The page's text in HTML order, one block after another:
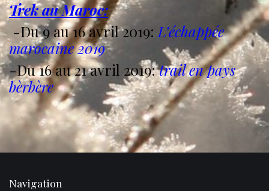
Trek au Maroc:
-Du 9 au 16 avril 2019:L’échappée
marocaine 2019
-Du 16 au 21 avril 2019:trail en pays
bèrbère
Navigation